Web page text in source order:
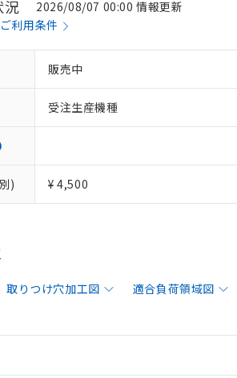
況
2026/08/07 00:00 情報更新
利用条件
販売中
受注生産機種
) ¥ 4,500
取りつけ穴加工図 適合負荷領域図